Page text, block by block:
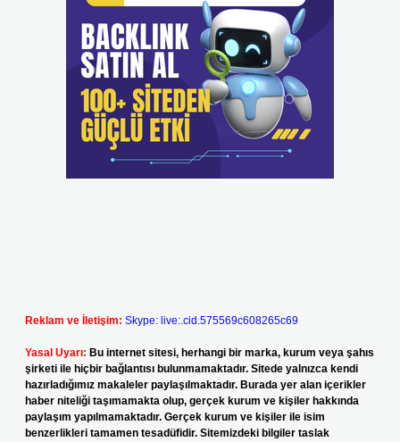
Reklam ve İletişim: Skype: live:.cid.575569c608265c69
Yasal Uyarı: Bu internet sitesi, herhangi bir marka, kurum veya şahıs
şirketi ile hiçbir bağlantısı bulunmamaktadır. Sitede yalnızca kendi
hazırladığımız makaleler paylaşılmaktadır. Burada yer alan içerikler
haber niteliği taşımamakta olup, gerçek kurum ve kişiler hakkında
paylaşım yapılmamaktadır. Gerçek kurum ve kişiler ile isim
benzerlikleri tamamen tesadüfidir. Sitemizdeki bilgiler taslak